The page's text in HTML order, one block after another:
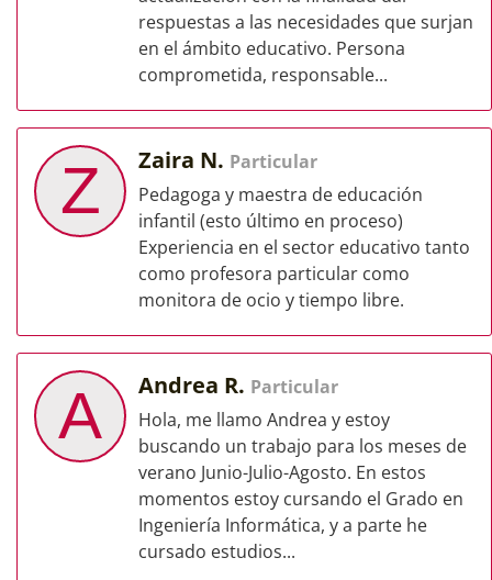
respuestas a las necesidades que surjan
en el ámbito educativo. Persona
comprometida, responsable...
Z Zaira N. Particular
Pedagoga y maestra de educación
infantil (esto último en proceso)
Experiencia en el sector educativo tanto
como profesora particular como
monitora de ocio y tiempo libre.
A Andrea R. Particular
Hola, me llamo Andrea y estoy
buscando un trabajo para los meses de
verano Junio-Julio-Agosto. En estos
momentos estoy cursando el Grado en
Ingeniería Informática, y a parte he
cursado estudios...